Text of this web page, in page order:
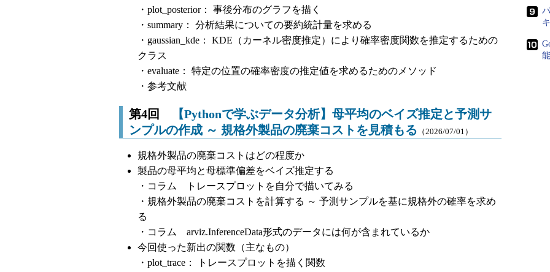
・plot_posterior： 事後分布のグラフを描く
・summary： 分析結果についての要約統計量を求める
・gaussian_kde： KDE（カーネル密度推定）により確率密度関数を推定するための
クラス
・evaluate： 特定の位置の確率密度の推定値を求めるためのメソッド
・参考文献
第4回
【Pythonで学ぶデータ分析】母平均のベイズ推定と予測サ
ンプルの作成 ～ 規格外製品の廃棄コストを見積もる （2026/07/01）
規格外製品の廃棄コストはどの程度か
製品の母平均と母標準偏差をベイズ推定する
・コラム トレースプロットを自分で描いてみる
・規格外製品の廃棄コストを計算する ～ 予測サンプルを基に規格外の確率を求め
る
・コラム arviz.InferenceData形式のデータには何が含まれているか
今回使った新出の関数（主なもの）
・plot_trace： トレースプロットを描く関数